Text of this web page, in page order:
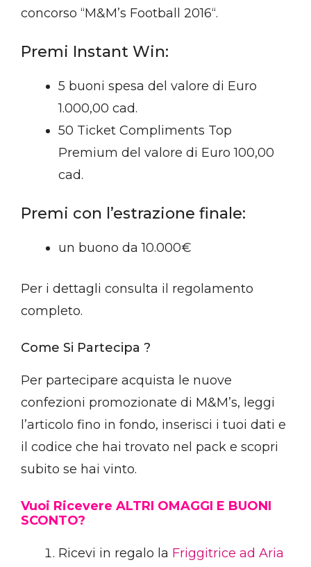
concorso “M&M’s Football 2016“.
Premi Instant Win:
5 buoni spesa del valore di Euro
1.000,00 cad.
50 Ticket Compliments Top
Premium del valore di Euro 100,00
cad.
Premi con l’estrazione finale:
un buono da 10.000€
Per i dettagli consulta il regolamento
completo.
Come Si Partecipa ?
Per partecipare acquista le nuove
confezioni promozionate di M&M’s, leggi
l’articolo fino in fondo, inserisci i tuoi dati e
il codice che hai trovato nel pack e scopri
subito se hai vinto.
Vuoi Ricevere ALTRI OMAGGI E BUONI
SCONTO?
Ricevi in regalo la Friggitrice ad Aria